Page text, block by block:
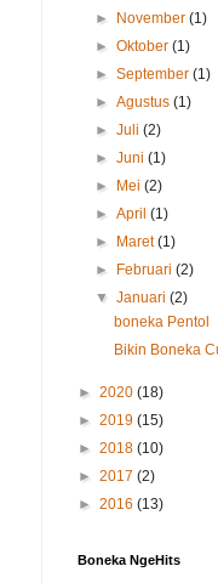
►
November(1)
►Oktober(1)
►September(1)
►Agustus(1)
►Juli(2)
►Juni(1)
►
Mei(2)
►April(1)
►
Maret(1)
►
Februari(2)
▼Januari(2)
boneka Pentol
Bikin Boneka
► 2020 (18)
► 2019 (15)
► 2018 (10)
► 2017 (2)
► 2016 (13)
Boneka NgeHits